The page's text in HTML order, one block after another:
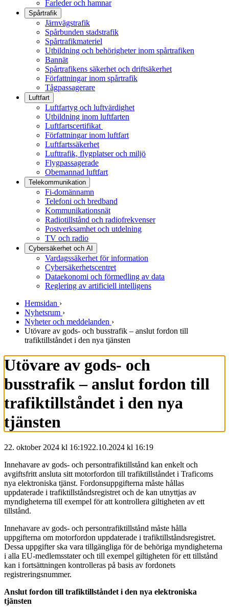
Farleder och hamnar
Spårtrafik
Järnvägstrafik
Spårbunden stadstrafik
Spårtrafikmateriel
Utbildning och behörigheter inom spårtrafiken
Bannät
Spårtrafikens säkerhet och driftsäkerhet
Författningar inom spårtrafik
Tågpassagerare
Luftfart
Luftfartyg och luftvärdighet
Utbildning inom luftfarten
Luftfartscertifikat
Författningar inom luftfart
Luftfartssäkerhet
Lufttrafik, flygplatser och miljö
Flygpassagerade
Obemannad luftfart
Telekommunikation
Fi-domännamn
Telefoni och bredband
Kommunikationsnät
Radiotillstånd och radiofrekvenser
Postverksamhet och utdelning
TV och radio
Cybersäkerhet och AI
Vardagssäkerhet för information
Cybersäkerhetscentret
Dataekonomi och förmedling av data
Reglering av artificiell intelligens
Hemsidan ›
Nyhetsrum ›
Nyheter och meddelanden ›
Utövare av gods- och busstrafik – anslut fordon till
trafiktillståndet i den nya tjänsten
Utövare av gods- och
busstrafik – anslut fordon till
trafiktillståndet i den nya
tjänsten
22. oktober 2024 kl 16:1922.10.2024 kl 16:19
Innehavare av gods- och persontrafiktillstånd kan enkelt och
avgiftsfritt ansluta sitt motorfordon till trafiktillståndet i Traficoms
nya elektroniska tjänst. Fordonsuppgifterna måste hållas
uppdaterade i trafiktillståndsregistret och de kan utnyttjas av
myndigheterna till exempel för att kontrollera giltigheten av ett
tillstånd.
Innehavare av gods- och persontrafiktillstånd måste hålla
uppgifterna om motorfordon uppdaterade i trafiktillståndsregistret.
Dessa uppgifter ska vara tillgängliga för de behöriga myndigheterna
i alla EU-medlemsstater och till exempel giltigheten för ett tillstånd
kan i fortsättningen kontrolleras på basis av fordonets
registreringsnummer.
Anslut fordon till trafiktillståndet i den nya elektroniska
tjänsten